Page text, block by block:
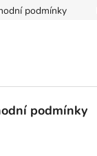
podmínky
podmínky